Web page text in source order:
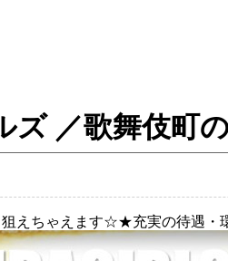
ズ ／歌舞伎町
狙えちゃえます☆★充実の待遇